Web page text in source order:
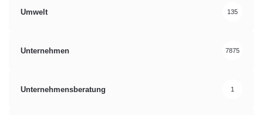
Umwelt 135
Unternehmen 7875
Unternehmensberatung 1